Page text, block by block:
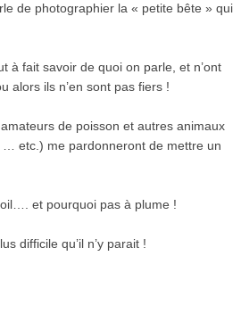
de photographier la « petite bête » qui
à fait savoir de quoi on parle, et n’ont
alors ils n’en sont pas fiers !
de poisson et autres animaux
etc.) me pardonneront de mettre un
et pourquoi pas à plume !
difficile qu’il n’y parait !